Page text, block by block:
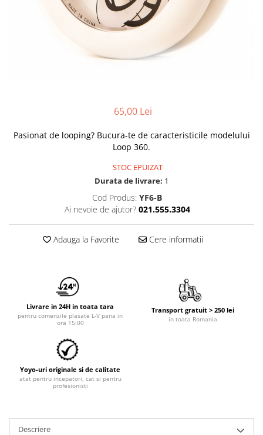
65,00 Lei
Pasionat de looping? Bucura-te de caracteristicile modelului
Loop 360.
STOC EPUIZAT
Durata de livrare: 1
Cod Produs: YF6-B
Ai nevoie de ajutor? 021.555.3304
Adauga la Favorite Cere informatii
Livrare in 24H in toata tara
pentru comenzile plasate L-V pana in
ora 15:00
Transport gratuit > 250 lei
in toata Romania
Yoyo-uri originale si de calitate
atat pentru incepatori, cat si pentru
profesionisti
Descriere